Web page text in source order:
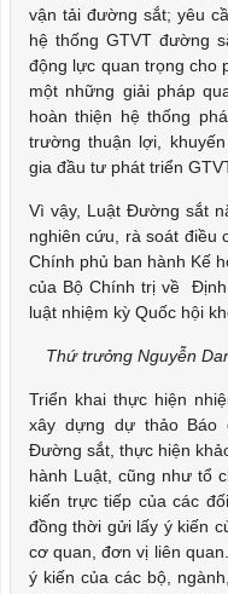
vận tải đường sắt; yêu
hệ thống GTVT đường
động lực quan trọng cho
một những giải pháp
hoàn thiện hệ thống
trường thuận lợi,
gia đầu tư phát triển
Vì vậy, Luật Đường sắt
nghiên cứu, rà soát điều
Chính phủ ban hành Kế
của Bộ Chính trị về
luật nhiệm kỳ Quốc hội
Thứ trưởng Nguyễn
Triển khai thực hiện
xây dựng dự thảo Báo
Đường sắt, thực hiện
hành Luật, cũng như tổ
kiến trực tiếp của các
đồng thời gửi lấy ý kiến
cơ quan, đơn vị liên
ý kiến của các bộ,